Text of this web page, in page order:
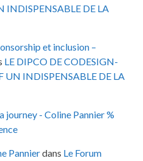
INDISPENSABLE DE LA
et inclusion –
LE DIPCO DE CODESIGN-
UN INDISPENSABLE DE LA
journey - Coline Pannier %
Pannierdans Le Forum